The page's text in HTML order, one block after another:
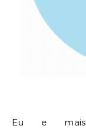
Eu e mais